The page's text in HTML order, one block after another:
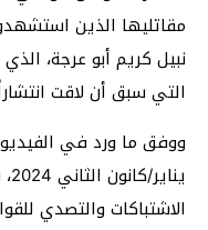
مقاتليها الذين
نبيل كريم أبو عرجة،
التي سبق أن لاقت
الاشتباكات والتصدي